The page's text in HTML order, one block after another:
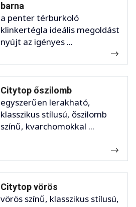
barna
a penter térburkoló
klinkertégla ideális megoldást
nyújt az igényes ...
Citytop őszilomb
egyszerűen lerakható,
klasszikus stílusú, őszilomb
színű, kvarchomokkal ...
Citytop vörös
vörös színű, klasszikus stílusú,